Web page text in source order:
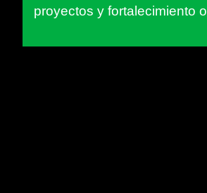
proyectos y fortalecimiento